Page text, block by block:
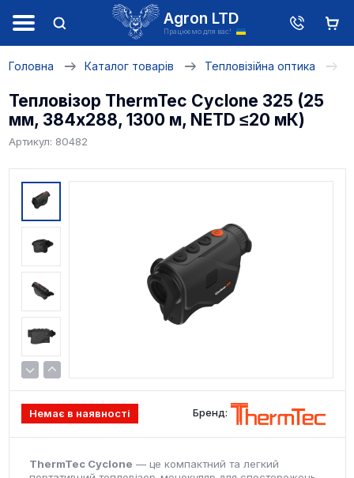
Agron LTD
Працюємо для вас!
Головна Каталог товарів Тепловізійна оптика
Тепловізор ThermTec Cyclone 325 (25
мм, 384x288, 1300 м, NETD ≤20 мК)
Артикул: 80482
Немає в наявності Бренд:
ThermTec Cyclone — це компактний та легкий